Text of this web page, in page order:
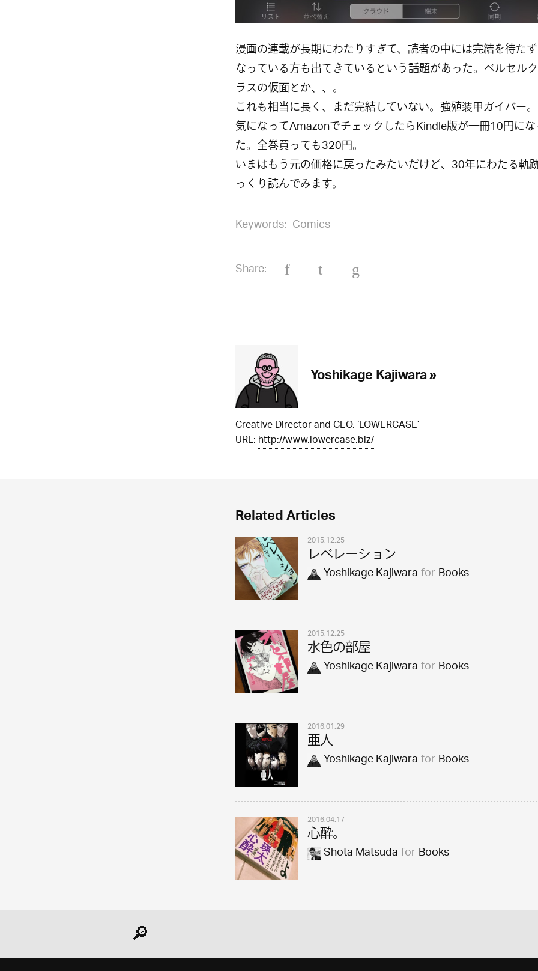
漫画の連載が長期にわたりすぎて、読者の中には完結を待た
なっている方も出てきているという話題があった。ベルセル
ラスの仮面とか、、。
これも相当に長く、まだ完結していない。 強殖装甲ガイバー。
気になってAmazonでチェックしたらKindle版が一冊10円に
た。全巻買っても320円。
いまはもう元の価格に戻ったみたいだけど、30年にわたる軌
っくり読んでみます。
Keywords: Comics
Share:
Yoshikage Kajiwara »
Creative Director and CEO, ‘LOWERCASE’
URL:http://www.lowercase.biz/
Related Articles
2015.12.25
レベレーション
Yoshikage KajiwaraforBooks
2015.12.25
水色の部屋
Yoshikage KajiwaraforBooks
2016.01.29
亜人
Yoshikage KajiwaraforBooks
2016.04.17
心酔。
Shota MatsudaforBooks